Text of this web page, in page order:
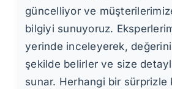
güncelliyor ve
bilgiyi sunuyoruz.
yerinde inceleyerek,
şekilde belirler ve size
sunar. Herhangi bir sürprizle